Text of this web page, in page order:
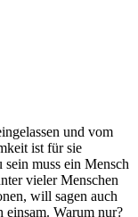
und vom
ist für sie
muss ein Mensch
vieler Menschen
will sagen auch
einsam. Warum nur?